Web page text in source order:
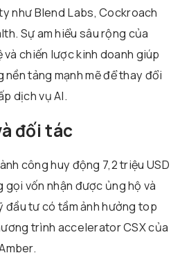
như Blend Labs, Cockroach
Sự am hiểu sâu rộng của
và chiến lược kinh doanh giúp
tảng mạnh mẽ để thay đổi
dịch vụ AI.
đối tác
công huy động 7,2 triệu USD
gọi vốn nhận được ủng hộ và
đầu tư có tầm ảnh hưởng top
trình accelerator CSX của